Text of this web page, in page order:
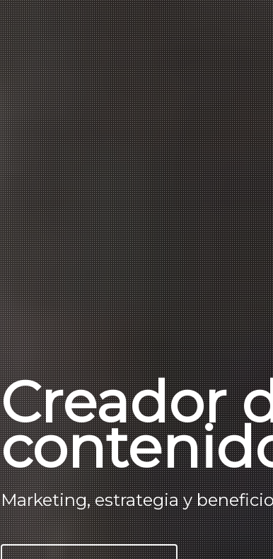
Creador
Marketing, estrategia y